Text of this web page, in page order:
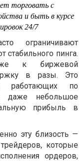
торговать с
и быть в курсе
24/7
ограничивают
стабильного пинга.
к биржевой
в разы. Это
работающих по
даже небольшое
прибыль в
эту близость —
которые
ордеров,